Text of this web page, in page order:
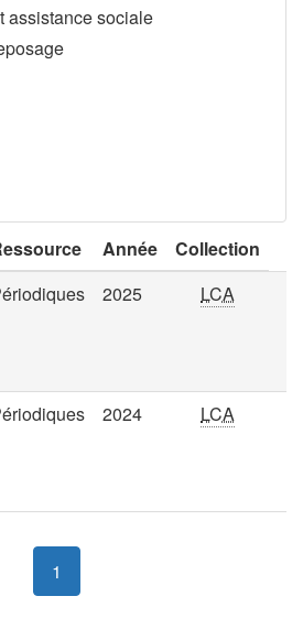
assistance sociale
Année
Collection
2025 LCA
2024 LCA
1